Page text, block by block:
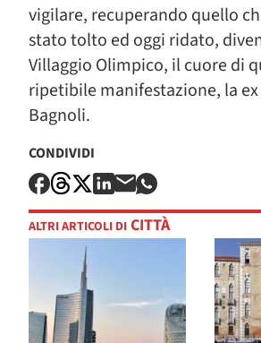
vigilare, recuperando quello
stato tolto ed oggi ridato,
Villaggio Olimpico, il cuore di
ripetibile manifestazione, la ex
Bagnoli.
CONDIVIDI
ALTRI ARTICOLI DI CITTÀ